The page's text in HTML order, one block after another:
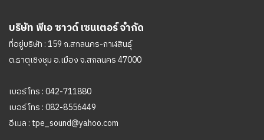
บริษัท พีเอ ซาวด์ เซนเตอร์ จำกัด
ที่อยู่บริษัท : 159 ถ.สกลนคร-กาฬสินธุ์
ต.ธาตุเชิงชุม อ.เมือง จ.สกลนคร 47000
เบอร์โทร :042-711880
เบอร์โทร :082-8556449
อีเมล : tpe_sound@yahoo.com